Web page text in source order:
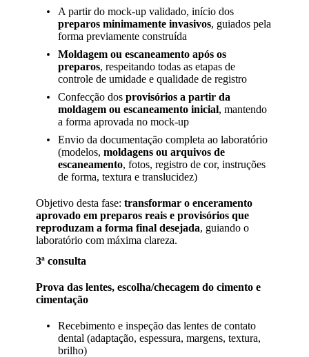
A partir do mock-up validado, início dos
preparos minimamente invasivos, guiados pela
forma previamente construída
Moldagem ou escaneamento após os
preparos, respeitando todas as etapas de
controle de umidade e qualidade de registro
Confecção dosprovisórios a partir da
moldagem ou escaneamento inicial, mantendo
a forma aprovada no mock-up
Envio da documentação completa ao laboratório
(modelos,moldagens ou arquivos de
escaneamento, fotos, registro de cor, instruções
de forma, textura e translucidez)
Objetivo desta fase:transformar o enceramento
aprovado em preparos reais e provisórios que
reproduzam a forma final desejada, guiando o
laboratório com máxima clareza.
3ª consulta
Prova das lentes, escolha/checagem do cimento e
cimentação
Recebimento e inspeção das lentes de contato
dental (adaptação, espessura, margens, textura,
brilho)